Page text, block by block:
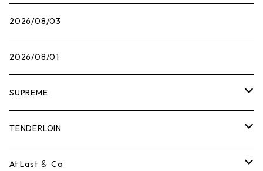
2026/08/03
2026/08/01
SUPREME
Tシャツ
ロンTEE
TENDERLOIN
Tシャツ
At Last ＆ Co